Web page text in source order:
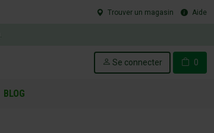
Trouver un magasin Aide
Se connecter 0
BLOG